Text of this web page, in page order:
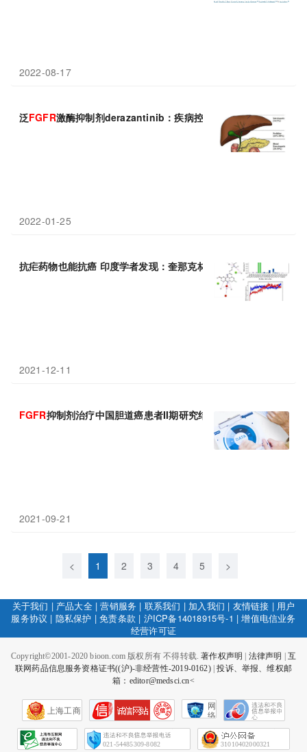
2022-08-17
泛FGFR激酶抑制剂derazantinib：疾病控制率74%，仑胜医药在
2022-01-25
抗疟药物也能抗癌 印度学者发现：奎那克林靶向抑制FGFR1活性
2021-12-11
FGFR抑制剂治疗中国胆道癌患者II期研究结果公布
2021-09-21
< 1 2 3 4 5 >
关于我们 | 产品大全|营销服务 | 联系我们 | 加入我们 | 友情链接 | 用户
服务协议 | 隐私保护 |免责条款 | 沪ICP备14018915号-1 |增值电信业务
经营许可证
Copyright©2001-2020 bioon.com 版权所有 不得转载.著作权声明 法律声明
互
联网药品信息服务资格证书((沪)-非经营性-2019-0162)|投诉、举报、维权邮
箱：editor@medsci.cn<
上海工商
网
络
会
征
021-54485309-8082 31010402000321